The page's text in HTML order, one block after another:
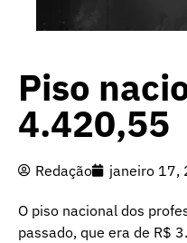
Piso
4.420,55
Redação janeiro 17,
O piso nacional dos
passado, que era de R$